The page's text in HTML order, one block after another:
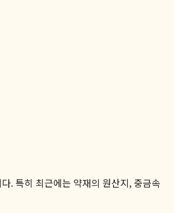
. 특히 최근에는 약재의 원산지, 중금속